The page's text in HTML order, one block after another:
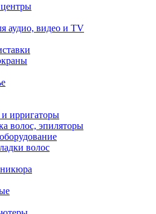
аудио, видео и TV
ирригаторы
волос, эпиляторы
волос